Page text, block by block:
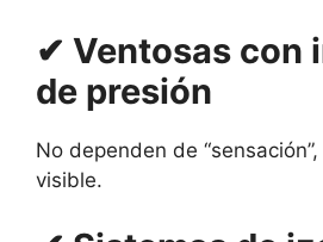
✔ Ventosas con
de presión
No dependen de
visible.